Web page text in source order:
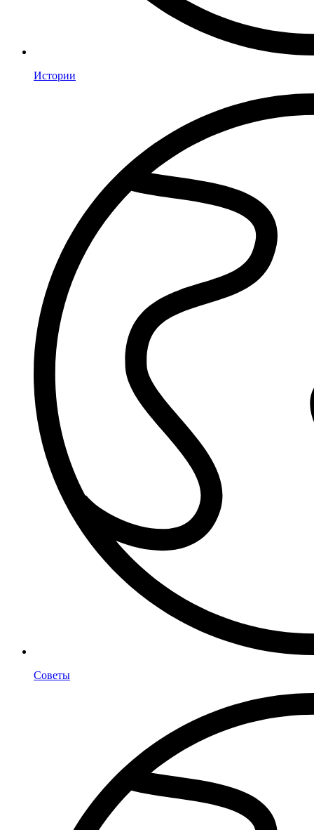
Истории
Советы